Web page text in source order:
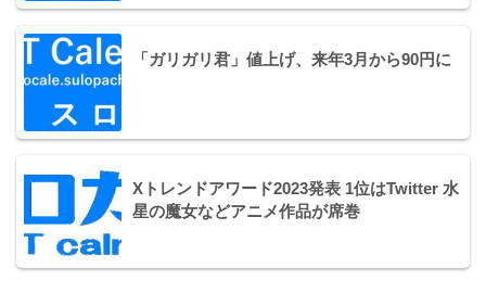
「ガリガリ君」値上げ、来年3月から90円に
Xトレンドアワード2023発表 1位はTwitter 水
星の魔女などアニメ作品が席巻